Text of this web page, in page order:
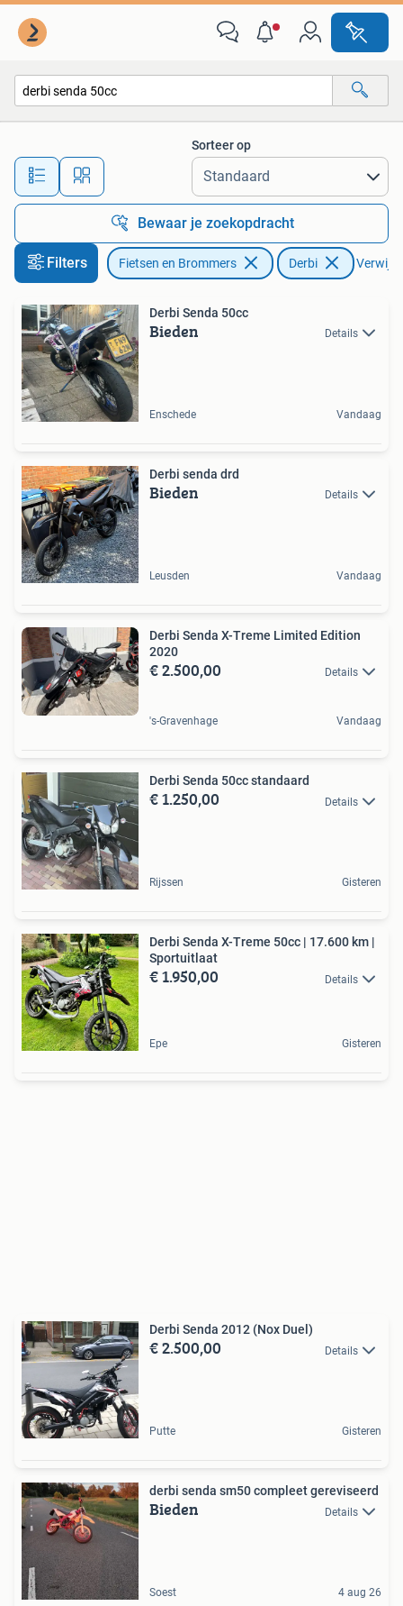
Alle afstanden…
Sorteer op
Bewaar je zoekopdracht
Filters Fietsen en Brommers Derbi
Derbi Senda 50cc
Bieden Details
Enschede Vandaag
Derbi senda drd
Bieden Details
Leusden Vandaag
Derbi Senda X-Treme Limited Edition
2020
€ 2.500,00 Details
's-Gravenhage Vandaag
Derbi Senda 50cc standaard
€ 1.250,00 Details
Rijssen Gisteren
Derbi Senda X-Treme 50cc | 17.600 km |
Sportuitlaat
€ 1.950,00 Details
Epe Gisteren
Derbi Senda 2012 (Nox Duel)
€ 2.500,00 Details
Putte Gisteren
derbi senda sm50 compleet gereviseerd
Bieden Details
Soest 4 aug 26